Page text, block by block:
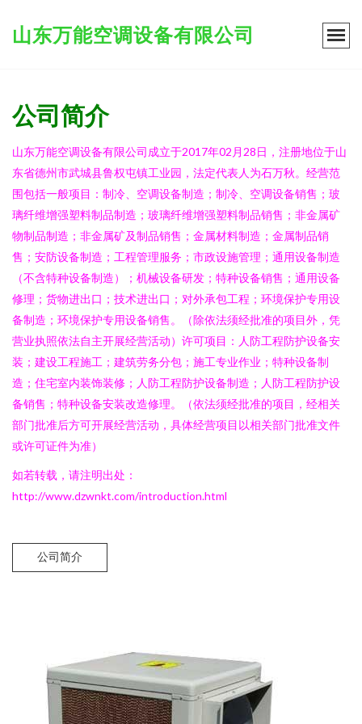
山东万能空调设备有限公司
公司简介
山东万能空调设备有限公司成立于2017年02月28日，注册地位于山
东省德州市武城县鲁权屯镇工业园，法定代表人为石万秋。经营范
围包括一般项目：制冷、空调设备制造；制冷、空调设备销售；玻
璃纤维增强塑料制品制造；玻璃纤维增强塑料制品销售；非金属矿
物制品制造；非金属矿及制品销售；金属材料制造；金属制品销
售；安防设备制造；工程管理服务；市政设施管理；通用设备制造
（不含特种设备制造）；机械设备研发；特种设备销售；通用设备
修理；货物进出口；技术进出口；对外承包工程；环境保护专用设
备制造；环境保护专用设备销售。（除依法须经批准的项目外，凭
营业执照依法自主开展经营活动）许可项目：人防工程防护设备安
装；建设工程施工；建筑劳务分包；施工专业作业；特种设备制
造；住宅室内装饰装修；人防工程防护设备制造；人防工程防护设
备销售；特种设备安装改造修理。（依法须经批准的项目，经相关
部门批准后方可开展经营活动，具体经营项目以相关部门批准文件
或许可证件为准）
如若转载，请注明出处：
http://www.dzwnkt.com/introduction.html
公司简介